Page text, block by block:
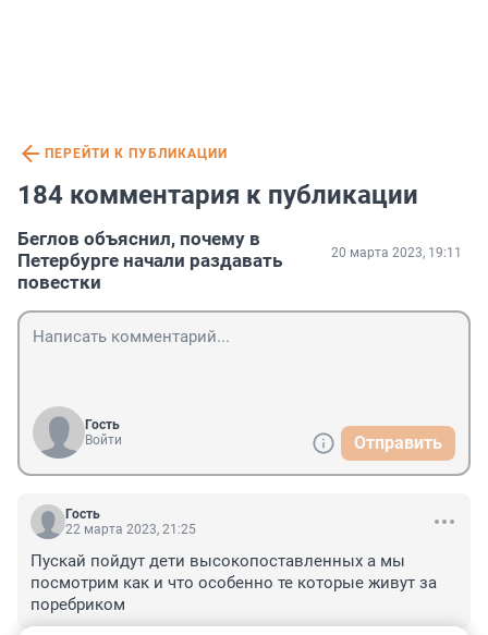
ПЕРЕЙТИ К ПУБЛИКАЦИИ
184 комментария к публикации
Беглов объяснил, почему в
Петербурге начали раздавать
повестки
20 марта 2023, 19:11
Гость
Войти
Отправить
Гость
22 марта 2023, 21:25
Пускай пойдут дети высокопоставленных а мы
посмотрим как и что особенно те которые живут за
поребриком